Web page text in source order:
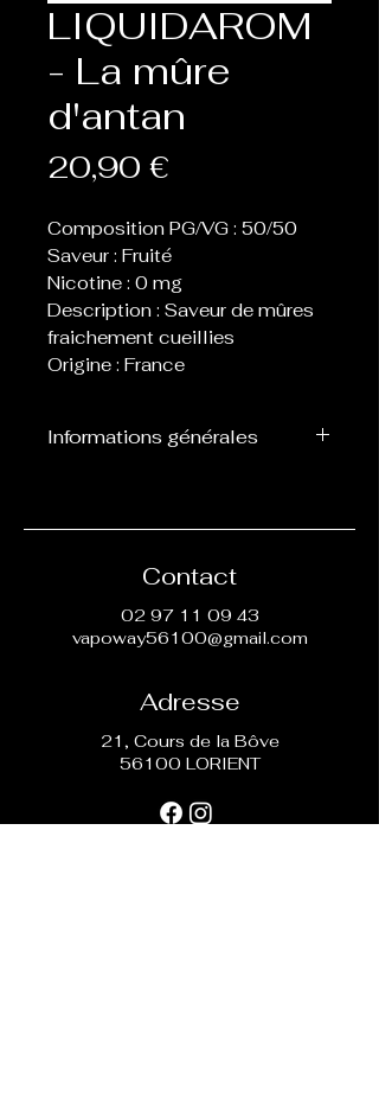
LIQUIDAROM
- La mûre
d'antan
20,90 €
Composition PG/VG : 50/50
Saveur : Fruité
Nicotine : 0 mg
Description : Saveur de mûres
fraichement cueillies
Origine : France
Informations générales
2 boosters afin de les
Contact
02 97 11 09 43
vapoway56100@gmail.com
Adresse
21, Cours de la Bôve
56100 LORIENT